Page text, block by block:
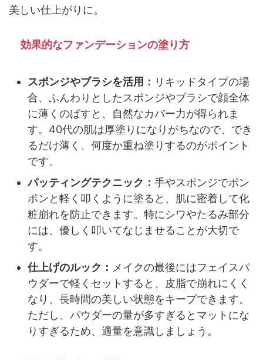
美しい仕上がりに。
効果的なファンデーションの塗り方
スポンジやブラシを活用： リキッドタイプの場
合、ふんわりとしたスポンジやブラシで顔全体
に薄くのばすと、自然なカバー力が得られま
す。40代の肌は厚塗りになりがちなので、でき
るだけ薄く、何度か重ね塗りするのがポイント
です。
パッティングテクニック： 手やスポンジでポン
ポンと軽く叩くように塗ると、肌に密着して化
粧崩れを防止できます。特にシワやたるみ部分
には、優しく叩いてなじませることが大切で
す。
仕上げのルック： メイクの最後にはフェイスパ
ウダーで軽くセットすると、皮脂で崩れにくく
なり、長時間の美しい状態をキープできます。
ただし、パウダーの量が多すぎるとマットにな
りすぎるため、適量を意識しましょう。